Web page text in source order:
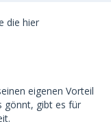
die hier
eigenen Vorteil
gönnt, gibt es für